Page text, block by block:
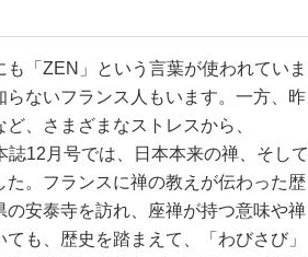
「ZEN」という言葉が使われていま
ないフランス人もいます。一方、昨
、さまざまなストレスから、
誌12月号では、日本本来の禅、そして
。フランスに禅の教えが伝わった歴
安泰寺を訪れ、座禅が持つ意味や禅
も、歴史を踏まえて、「わびさび」